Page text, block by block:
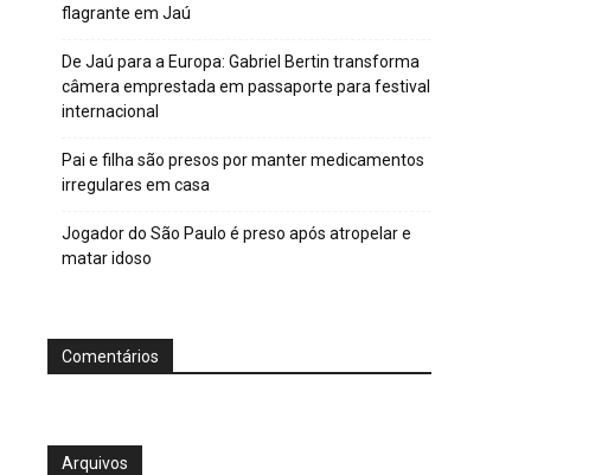
flagrante em Jaú
De Jaú para a Europa: Gabriel Bertin transforma
câmera emprestada em passaporte para festival
internacional
Pai e filha são presos por manter medicamentos
irregulares em casa
Jogador do São Paulo é preso após atropelar e
matar idoso
Comentários
Arquivos